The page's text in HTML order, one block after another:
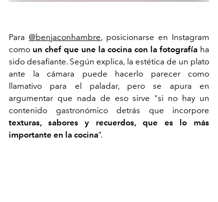
Para @benjaconhambre, posicionarse en Instagram
como un chef que une la cocina con la fotografía ha
sido desafiante. Según explica, la estética de un plato
ante la cámara puede hacerlo parecer como
llamativo para el paladar, pero se apura en
argumentar que nada de eso sirve "si no hay un
contenido gastronómico detrás que incorpore
texturas, sabores y recuerdos, que es lo más
importante en la cocina”.